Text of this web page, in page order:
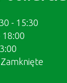
- 15:30
18:00